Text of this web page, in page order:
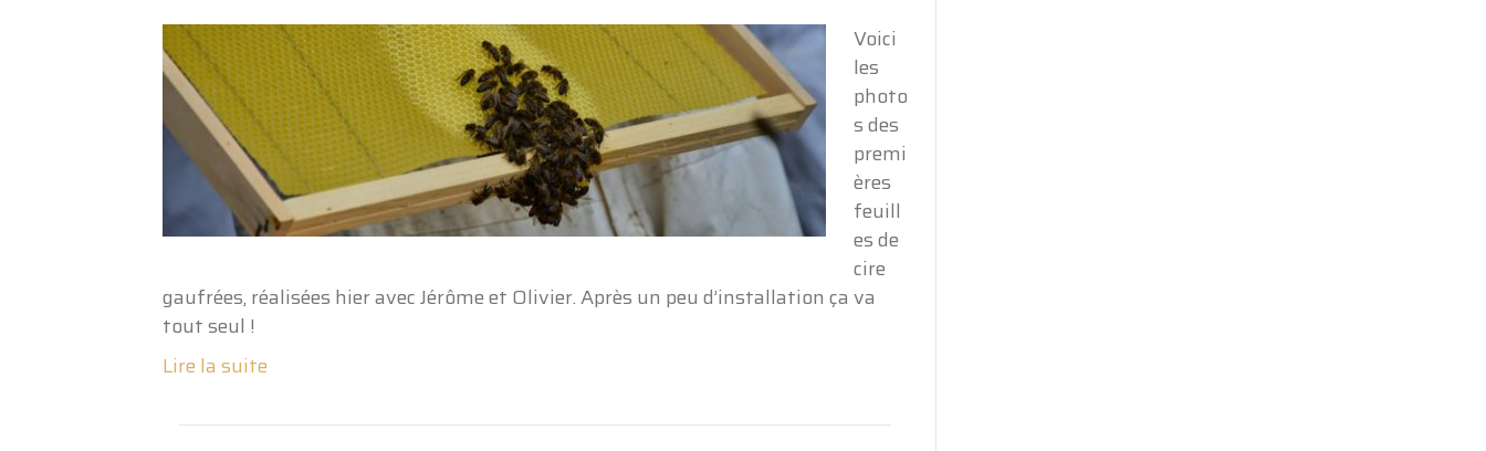
propres
cires
gaufrées
Voici
les
photo
s des
premi
ères
feuill
es de
cire
gaufrées, réalisées hier avec Jérôme et Olivier. Après un peu d’installation ça va
tout seul !
Lire la suite